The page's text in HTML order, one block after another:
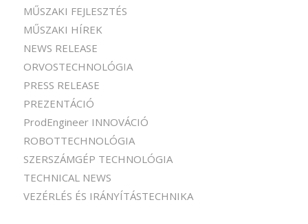
MŰSZAKI FEJLESZTÉS
MŰSZAKI HÍREK
NEWS RELEASE
ORVOSTECHNOLÓGIA
PRESS RELEASE
PREZENTÁCIÓ
ProdEngineer INNOVÁCIÓ
ROBOTTECHNOLÓGIA
SZERSZÁMGÉP TECHNOLÓGIA
TECHNICAL NEWS
VEZÉRLÉS ÉS IRÁNYÍTÁSTECHNIKA